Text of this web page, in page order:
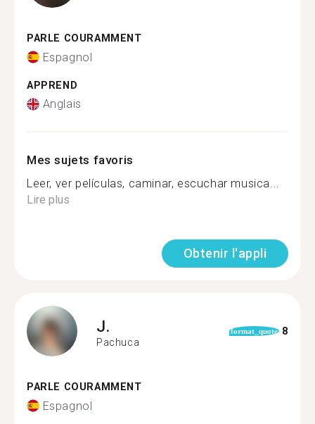
PARLE COURAMMENT
Espagnol
APPREND
Anglais
Mes sujets favoris
Leer, ver películas, caminar, escuchar musica...
Lire plus
Obtenir l'appli
J.
Pachuca
format_quote 8
PARLE COURAMMENT
Espagnol